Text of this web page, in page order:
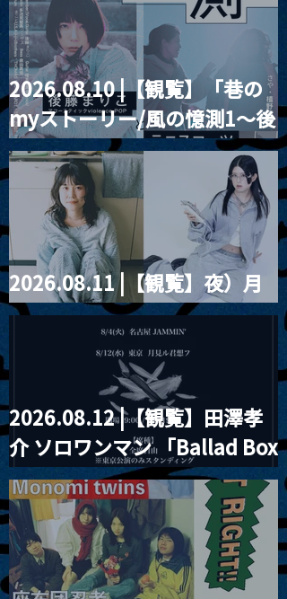
とベルリンの壁
2026.08.10 |【観覧】「巷の
myストーリー/風の憶測1～後
藤まりこアコースティック
violence POPとテニスコー
ツ」
2026.08.11 |【観覧】夜）月
見ル君想フpre. Sugar Shock
2026.08.12 |【観覧】田澤孝
介 ソロワンマン 「Ballad Box
2026」